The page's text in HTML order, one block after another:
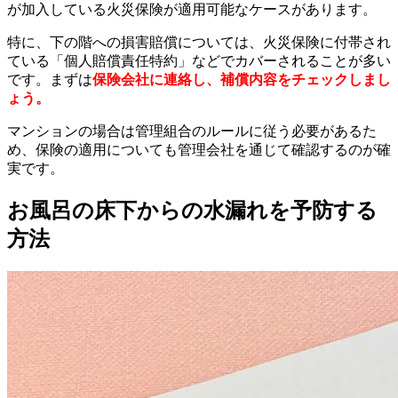
が加入している火災保険が適用可能なケースがあります。
特に、下の階への損害賠償については、火災保険に付帯され
ている「個人賠償責任特約」などでカバーされることが多い
です。まずは保険会社に連絡し、補償内容をチェックしまし
ょう。
マンションの場合は管理組合のルールに従う必要があるた
め、保険の適用についても管理会社を通じて確認するのが確
実です。
お風呂の床下からの水漏れを予防する
方法